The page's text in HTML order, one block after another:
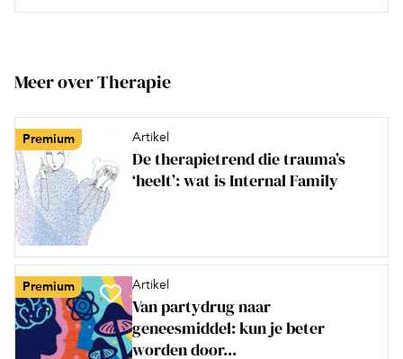
Meer over Therapie
Premium Artikel
De therapietrend die trauma’s
‘heelt’: wat is Internal Family
Premium Artikel
Van partydrug naar
geneesmiddel: kun je beter
worden door...